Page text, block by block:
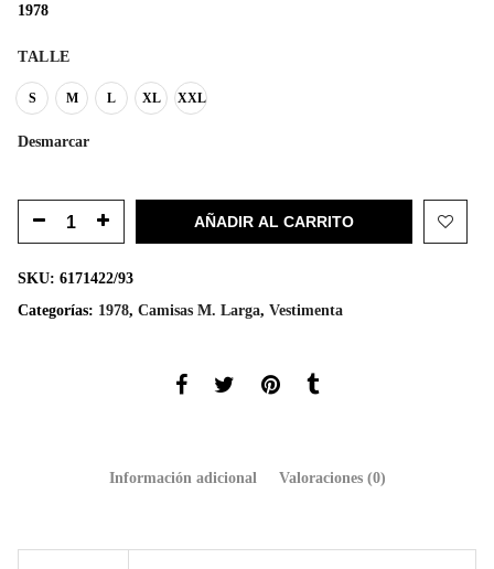
1978
TALLE
S M L XL XXL
Desmarcar
AÑADIR AL CARRITO
SKU: 6171422/93
Categorías: 1978, Camisas M. Larga, Vestimenta
Información adicional Valoraciones (0)